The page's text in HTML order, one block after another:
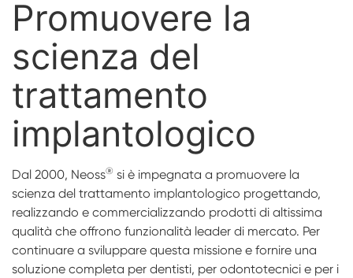
Transfer & Replica
Protesi Digitale
RFA
Scanner
Protesi Personalizzate
NeossAcademy
Promuovere la
scienza del
trattamento
implantologico
Dal 2000, Neoss® si è impegnata a promuovere la
scienza del trattamento implantologico progettando,
realizzando e commercializzando prodotti di altissima
qualità che offrono funzionalità leader di mercato. Per
continuare a sviluppare questa missione e fornire una
soluzione completa per dentisti, per odontotecnici e per i